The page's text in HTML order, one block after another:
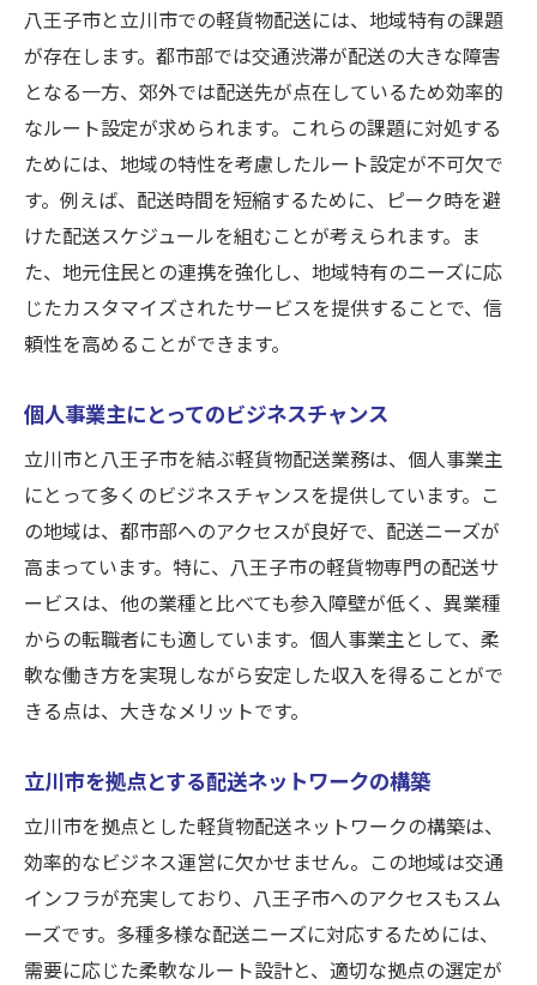
八王子市と立川市での軽貨物配送には、地域特有の課題
が存在します。都市部では交通渋滞が配送の大きな障害
となる一方、郊外では配送先が点在しているため効率的
なルート設定が求められます。これらの課題に対処する
ためには、地域の特性を考慮したルート設定が不可欠で
す。例えば、配送時間を短縮するために、ピーク時を避
けた配送スケジュールを組むことが考えられます。ま
た、地元住民との連携を強化し、地域特有のニーズに応
じたカスタマイズされたサービスを提供することで、信
頼性を高めることができます。
個人事業主にとってのビジネスチャンス
立川市と八王子市を結ぶ軽貨物配送業務は、個人事業主
にとって多くのビジネスチャンスを提供しています。こ
の地域は、都市部へのアクセスが良好で、配送ニーズが
高まっています。特に、八王子市の軽貨物専門の配送サ
ービスは、他の業種と比べても参入障壁が低く、異業種
からの転職者にも適しています。個人事業主として、柔
軟な働き方を実現しながら安定した収入を得ることがで
きる点は、大きなメリットです。
立川市を拠点とする配送ネットワークの構築
立川市を拠点とした軽貨物配送ネットワークの構築は、
効率的なビジネス運営に欠かせません。この地域は交通
インフラが充実しており、八王子市へのアクセスもスム
ーズです。多種多様な配送ニーズに対応するためには、
需要に応じた柔軟なルート設計と、適切な拠点の選定が